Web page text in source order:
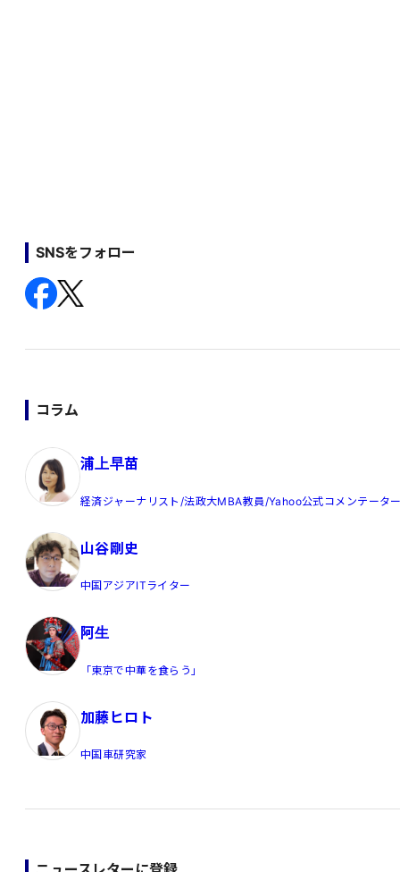
SNSをフォロー
コラム
浦上早苗
経済ジャーナリスト/法政大MBA教員/Yahoo公式コメンテータ
山谷剛史
中国アジアITライター
阿生
「東京で中華を食らう」
加藤ヒロト
中国車研究家